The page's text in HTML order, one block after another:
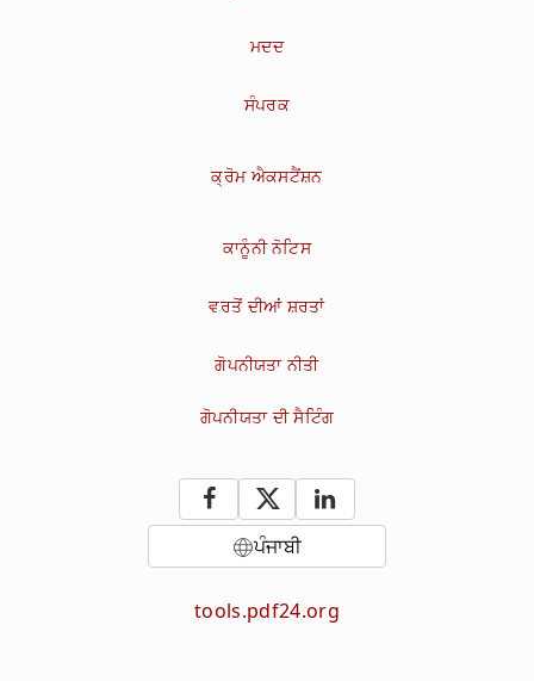
ਮਦਦ
ਸੰਪਰਕ
ਕ੍ਰੋਮ ਐਕਸਟੈਂਸ਼ਨ
ਕਾਨੂੰਨੀ ਨੋਟਿਸ
ਵਰਤੋਂ ਦੀਆਂ ਸ਼ਰਤਾਂ
ਗੋਪਨੀਯਤਾ ਨੀਤੀ
ਗੋਪਨੀਯਤਾ ਦੀ ਸੈਟਿੰਗ
ਪੰਜਾਬੀ
tools.pdf24.org